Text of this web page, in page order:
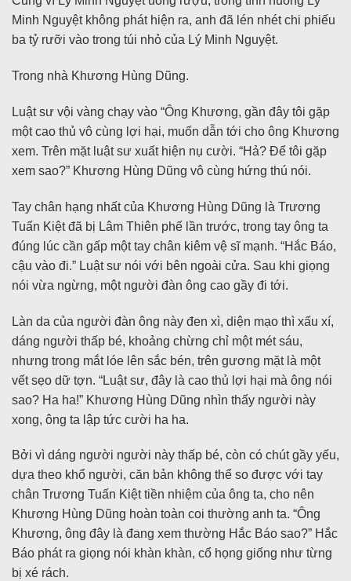
Minh Nguyệt không phát hiện ra, anh đã lén nhét chi phiếu
ba tỷ rưỡi vào trong túi nhỏ của Lý Minh Nguyệt.
Trong nhà Khương Hùng Dũng.
Luật sư vội vàng chạy vào “Ông Khương, gần đây tôi gặp
một cao thủ vô cùng lợi hại, muốn dẫn tới cho ông Khương
xem. Trên mặt luật sư xuất hiện nụ cười. “Hả? Để tôi gặp
xem sao?” Khương Hùng Dũng vô cùng hứng thú nói.
Tay chân hạng nhất của Khương Hùng Dũng là Trương
Tuấn Kiệt đã bị Lâm Thiên phế lần trước, trong tay ông ta
đúng lúc cần gấp một tay chân kiêm vệ sĩ mạnh. “Hắc Báo,
cậu vào đi.” Luật sư nói với bên ngoài cửa. Sau khi giọng
nói vừa ngừng, một người đàn ông cao gầy đi tới.
Làn da của người đàn ông này đen xì, diện mạo thì xấu xí,
dáng người thấp bé, khoảng chừng chỉ một mét sáu,
nhưng trong mắt lóe lên sắc bén, trên gương mặt là một
vết sẹo dữ tợn. “Luật sư, đây là cao thủ lợi hại mà ông nói
sao? Ha ha!” Khương Hùng Dũng nhìn thấy người này
xong, ông ta lập tức cười ha ha.
Bởi vì dáng người người này thấp bé, còn có chút gầy yếu,
dựa theo khổ người, căn bản không thể so được với tay
chân Trương Tuấn Kiệt tiền nhiệm của ông ta, cho nên
Khương Hùng Dũng hoàn toàn coi thường anh ta. “Ông
Khương, ông đây là đang xem thường Hắc Báo sao?” Hắc
Báo phát ra giọng nói khàn khàn, cổ họng giống như từng
bị xé rách.